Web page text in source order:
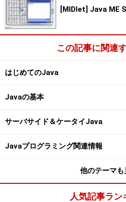
[MIDlet] Java ME
この記事に関連
はじめてのJava
Javaの基本
サーバサイド＆ケータイJava
Javaプログラミング関連情報
他のテーマも
人気記事ラン